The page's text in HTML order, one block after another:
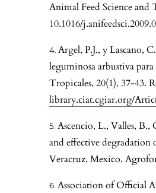
Animal Feed Science
10.1016/
Argel, P.J., y Lascano,
leguminosa arbustiva para
Tropicales, 20(1), 37-43.
library.ciat.cgiar.org/
Ascencio, L., Valles,
and effective degradation
Veracruz, Mexico.
Association of Official